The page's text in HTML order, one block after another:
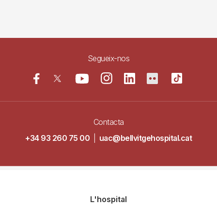
Segueix-nos
Contacta
+34 93 260 75 00
uac@bellvitgehospital.cat
L'hospital